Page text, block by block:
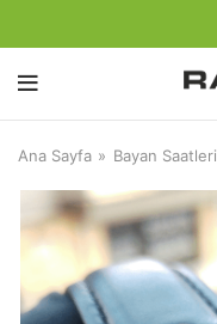
Ana Sayfa Bayan Saatleri